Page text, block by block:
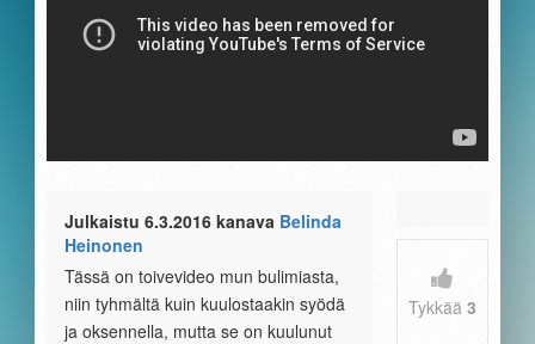
Julkaistu 6.3.2016 kanava Belinda
Heinonen
Tässä on toivevideo mun bulimiasta,
niin tyhmältä kuin kuulostaakin syödä
ja oksennella, mutta se on kuulunut
Tykkää 3